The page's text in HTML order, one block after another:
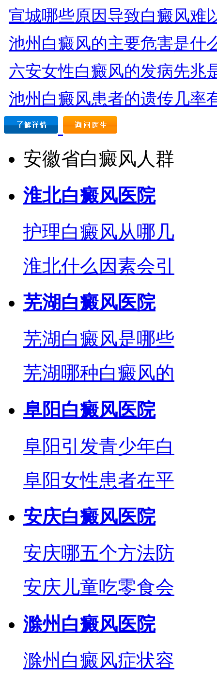
宣城哪些原因导致白癜风难
池州白癜风的主要危害是什
六安女性白癜风的发病先兆
池州白癜风患者的遗传几率
安徽省白癜风人群
淮北白癜风医院
护理白癜风从哪几
淮北什么因素会引
芜湖白癜风医院
芜湖白癜风是哪些
芜湖哪种白癜风的
阜阳白癜风医院
阜阳引发青少年白
阜阳女性患者在平
安庆白癜风医院
安庆哪五个方法防
安庆儿童吃零食会
滁州白癜风医院
滁州白癜风症状容